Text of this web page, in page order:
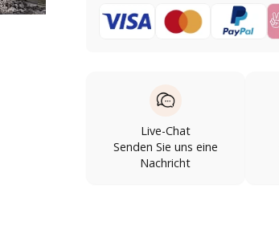
Live-Chat
Senden Sie uns eine
Nachricht